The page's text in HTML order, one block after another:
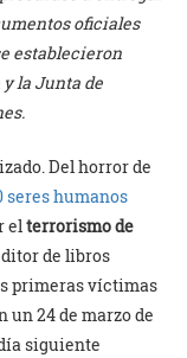
oficiales
establecieron
la Junta de
Del horror de
seres humanos
elterrorismo de
de libros
primeras víctimas
24 de marzo de
siguiente